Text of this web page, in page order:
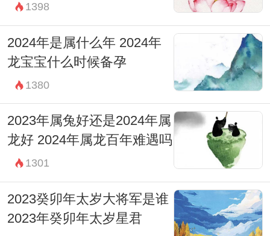
1398
2024年是属什么年 2024年
龙宝宝什么时候备孕
1380
2023年属兔好还是2024年属
龙好 2024年属龙百年难遇吗
1301
2023癸卯年太岁大将军是谁
2023年癸卯年太岁星君